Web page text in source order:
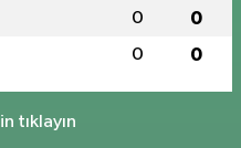
0 0
0 0
tıklayın